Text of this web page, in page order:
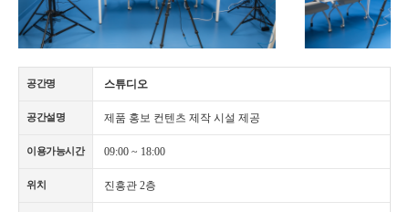
공간명 스튜디오
공간설명 제품 홍보 컨텐츠 제작 시설 제공
이용가능시간 09:00 ~ 18:00
위치 진흥관 2층